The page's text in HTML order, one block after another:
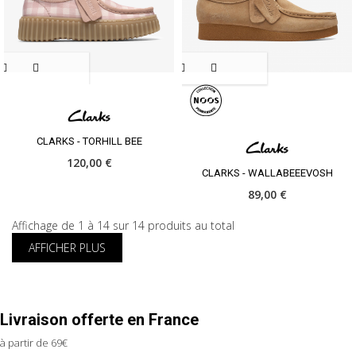
CLARKS - TORHILL BEE
120,00 €
CLARKS - WALLABEEEVOSH
89,00 €
Affichage de 1 à 14 sur 14 produits au total
AFFICHER PLUS
Livraison offerte en France
à partir de 69€